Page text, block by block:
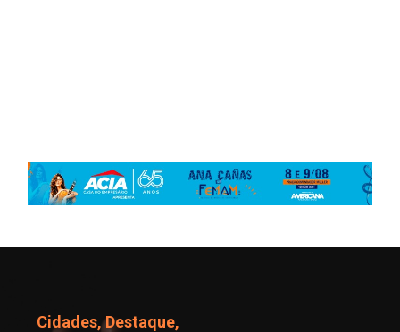
Cidades,Destaque,